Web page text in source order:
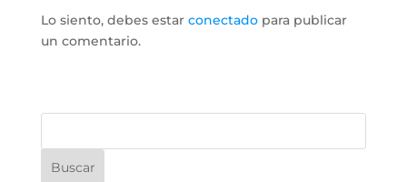
Lo siento, debes estar conectadopara publicar
un comentario.